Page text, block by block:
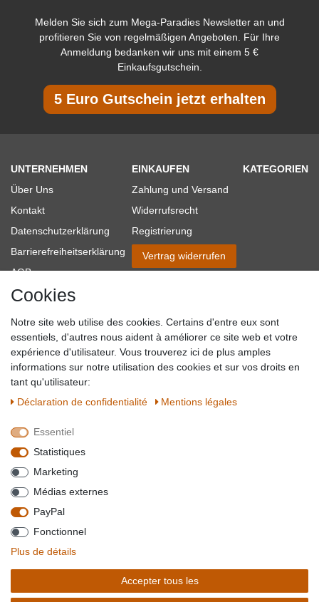
Melden Sie sich zum Mega-Paradies Newsletter an und
profitieren Sie von regelmäßigen Angeboten. Für Ihre
Anmeldung bedanken wir uns mit einem 5 €
Einkaufsgutschein.
5 Euro Gutschein jetzt erhalten
UNTERNEHMEN
Über Uns
Kontakt
Datenschutzerklärung
Barrierefreiheitserklärung
AGB
Impressum
Blog
EINKAUFEN
Zahlung und Versand
Widerrufsrecht
Registrierung
Vertrag widerrufen
KATEGORIEN
SICHER EINKAUFEN
QUALITÄT
BESUCHEN SIE UNS AUF
WIR AKZEPTIEREN
*Alle Preise verstehen sich inkl. MwSt. zzgl. Versandkosten. **Gilt für Lieferungen
innerhalb deutschlands, Lieferzeiten für andere Länder entnehmen Sie bitte der
Schaltfäche mit denVersandinformationen. *** Bei den ausgewiesenen Versandkosten
handelt es sich um die StandardVersandkostenfür Deutschland, diese ändern sich je
nach Auswahl Ihres Lieferlandes.
Cookies
Notre site web utilise des cookies. Certains d'entre eux sont
essentiels, d'autres nous aident à améliorer ce site web et votre
expérience d'utilisateur. Vous trouverez ici de plus amples
informations sur notre utilisation des cookies et sur vos droits en
tant qu'utilisateur:
Déclaration de confidentialité
Mentions légales
Essentiel
Statistiques
Marketing
Médias externes
PayPal
Fonctionnel
Plus de détails
Accepter tous les